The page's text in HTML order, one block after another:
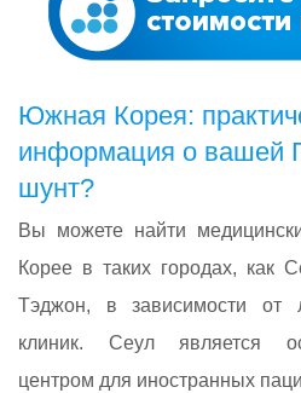
Южная Корея:
информация о вашей
шунт?
Вы можете найти
Корее в таких городах, как
Тэджон, в зависимости от
клиник. Сеул является
центром для иностранных